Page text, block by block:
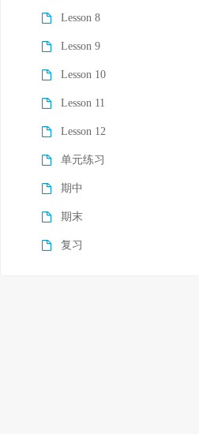
Lesson 8
Lesson 9
Lesson 10
Lesson 11
Lesson 12
单元练习
期中
期末
复习